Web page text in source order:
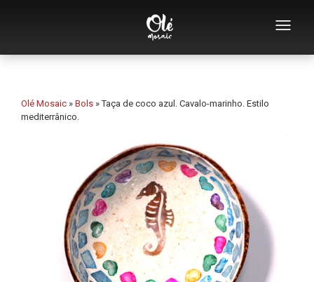
Quem somos
Abridores
Chávenas
Tigelas
Olé Mosaic » Bols »Taça de coco azul. Cavalo-marinho. Estilo
mediterrânico.